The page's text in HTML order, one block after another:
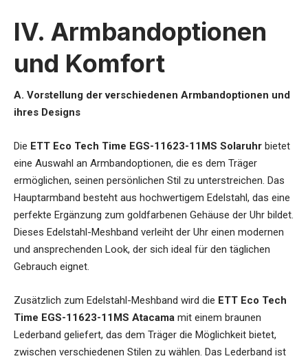
IV. Armbandoptionen
und Komfort
A. Vorstellung der verschiedenen Armbandoptionen und
ihres Designs
Die ETT Eco Tech Time EGS-11623-11MS Solaruhr bietet
eine Auswahl an Armbandoptionen, die es dem Träger
ermöglichen, seinen persönlichen Stil zu unterstreichen. Das
Hauptarmband besteht aus hochwertigem Edelstahl, das eine
perfekte Ergänzung zum goldfarbenen Gehäuse der Uhr bildet.
Dieses Edelstahl-Meshband verleiht der Uhr einen modernen
und ansprechenden Look, der sich ideal für den täglichen
Gebrauch eignet.
Zusätzlich zum Edelstahl-Meshband wird die ETT Eco Tech
Time EGS-11623-11MS Atacama mit einem braunen
Lederband geliefert, das dem Träger die Möglichkeit bietet,
zwischen verschiedenen Stilen zu wählen. Das Lederband ist